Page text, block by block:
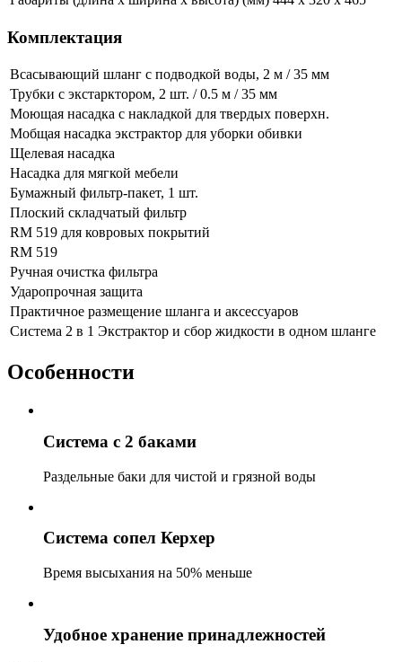
Комплектация
Всасывающий шланг с подводкой воды, 2 м / 35 мм
Трубки с экстарктором, 2 шт. / 0.5 м / 35 мм
Моющая насадка с накладкой для твердых поверхн.
Мобщая насадка экстрактор для уборки обивки
Щелевая насадка
Насадка для мягкой мебели
Бумажный фильтр-пакет, 1 шт.
Плоский складчатый фильтр
RM 519 для ковровых покрытий
RM 519
Ручная очистка фильтра
Ударопрочная защита
Практичное размещение шланга и аксессуаров
Система 2 в 1 Экстрактор и сбор жидкости в одном шланге
Особенности
Система с 2 баками
Раздельные баки для чистой и грязной воды
Система сопел Керхер
Время высыхания на 50% меньше
Удобное хранение принадлежностей